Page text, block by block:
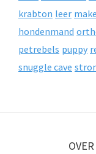
krabton leer
hondenmand
petrebels puppy
snuggle cave